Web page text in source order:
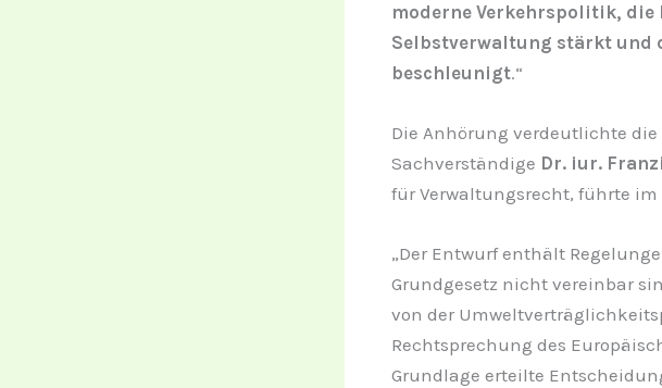
moderne Verkehrspolitik,
Selbstverwaltung stärkt und
beschleunigt.“
Die Anhörung verdeutlichte die
Sachverständige Dr. iur.
für Verwaltungsrecht, führte
„Der Entwurf enthält
Grundgesetz nicht vereinbar
von der
Rechtsprechung des
Grundlage erteilte